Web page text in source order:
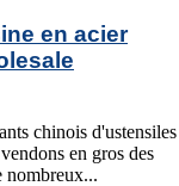
en acier
chinois d'ustensiles
en gros des
nombreux...